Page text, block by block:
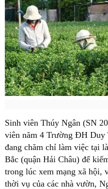
Sinh viên Thúy Ngân (SN
viên năm 4 Trường ĐH Duy
đang chăm chỉ làm việc tại
Bắc (quận Hải Châu) để
trong lúc xem mạng xã hội,
thời vụ của các nhà vườn,